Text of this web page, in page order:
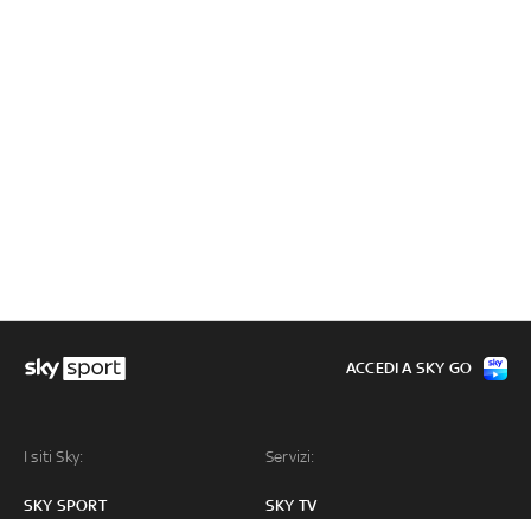
I siti Sky:
SKY SPORT
Servizi:
SKY TV
ACCEDI A SKY GO